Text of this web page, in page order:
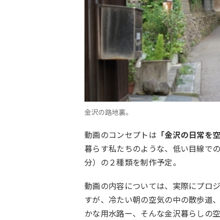
金沢の路地裏。
動画のコンセプトは 「金沢の日常を
暮らす私たちのような、低い目線で
分）の２種類を制作予定。
動画の内容については、実際にプロ
すが、冷たい朝の空気の中の散歩道
かな用水路ー、そんな金沢暮らしの